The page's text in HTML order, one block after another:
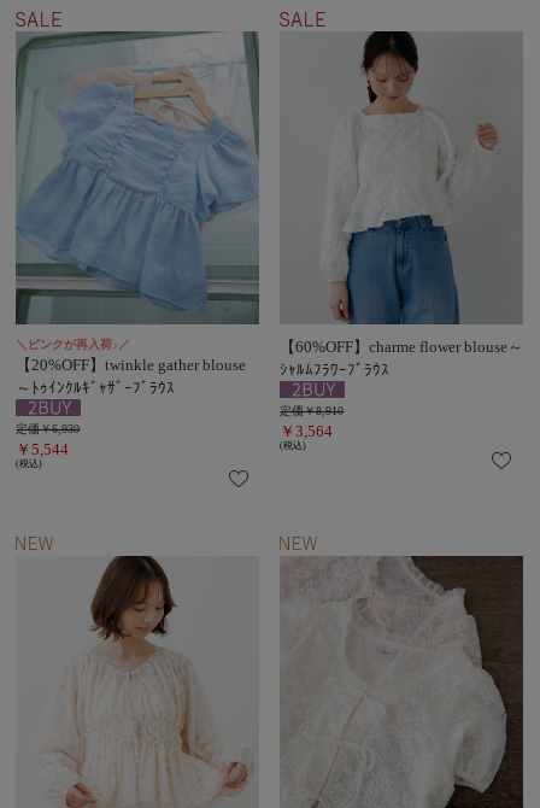
＼ピンクが再入荷♪／
【20%OFF】twinkle gather blouse
～ﾄｩｲﾝｸﾙｷﾞｬｻﾞｰﾌﾞﾗｳｽ
定価￥6,930
￥5,544
(税込)
【60%OFF】charme flower blouse～
ｼｬﾙﾑﾌﾗﾜｰﾌﾞﾗｳｽ
定価￥8,910
￥3,564
(税込)